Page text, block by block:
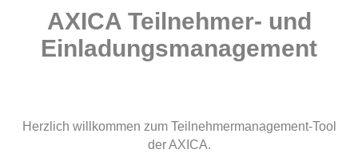
AXICA Teilnehmer- und
Einladungsmanagement
Herzlich willkommen zum Teilnehmermanagement-Tool
der AXICA.